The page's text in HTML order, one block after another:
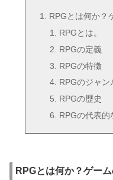
RPGとは何か？
RPGとは。
RPGの定義
RPGの特徴
RPGのジャン
RPGの歴史
RPGの代表的
RPGとは何か？ゲー